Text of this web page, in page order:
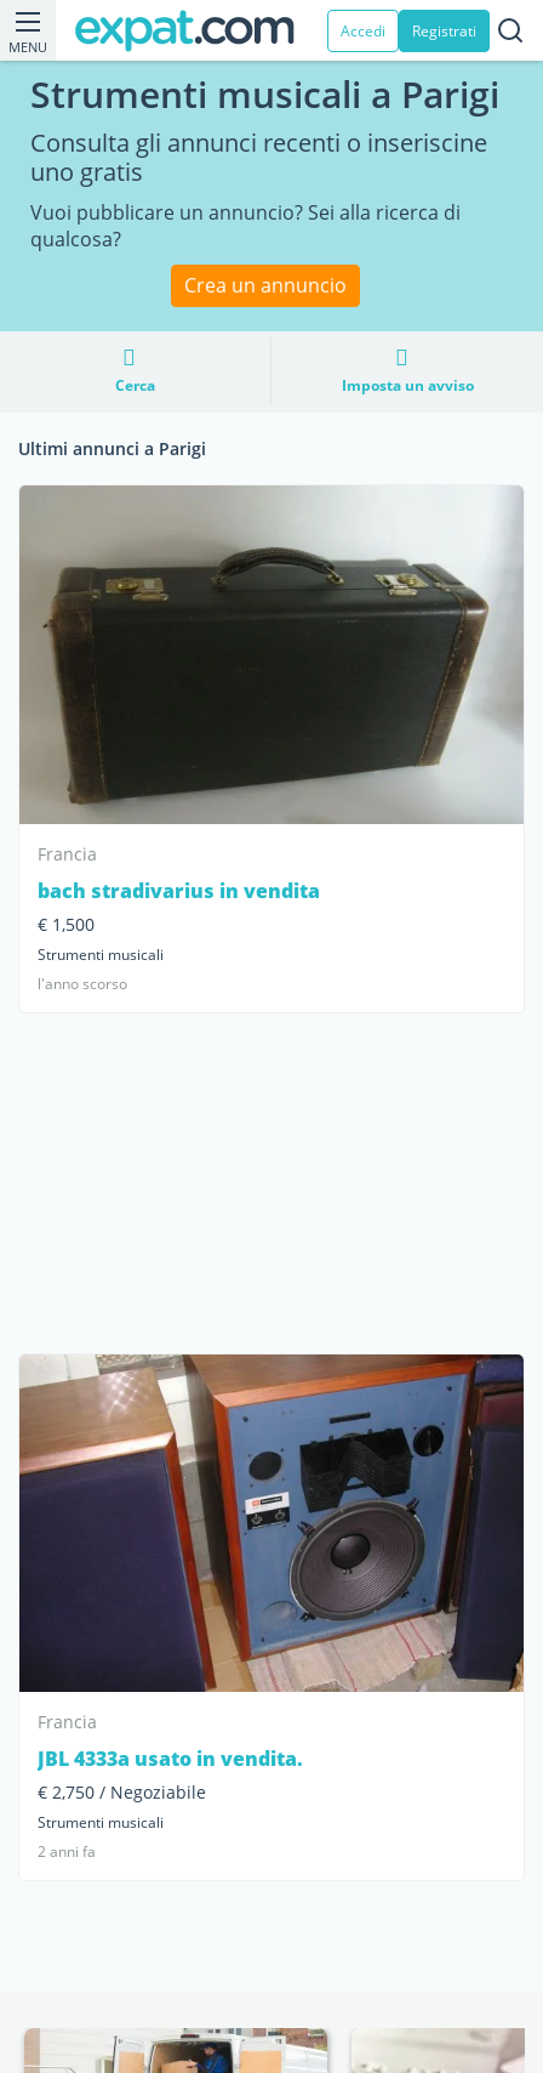
MENU
Accedi Registrati
Strumenti musicali a Parigi
Consulta gli annunci recenti o inseriscine
uno gratis
Vuoi pubblicare un annuncio? Sei alla ricerca di
qualcosa?
Crea un annuncio
Cerca Imposta un avviso
Ultimi annunci a Parigi
Francia
bach stradivarius in vendita
€ 1,500
Strumenti musicali
l'anno scorso
Francia
JBL 4333a usato in vendita.
€ 2,750 / Negoziabile
Strumenti musicali
2 anni fa